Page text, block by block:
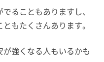
ることもありますし、
もたくさんあります。
強くなる人もいるかも